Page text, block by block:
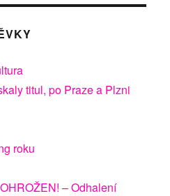
titul, po Praze a Plzni
roku
– Odhalení